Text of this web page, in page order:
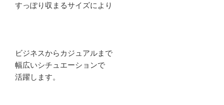
すっぽり収まるサイズにより
ビジネスからカジュアルまで
幅広いシチュエーションで
活躍します。